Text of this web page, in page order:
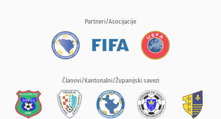
Partneri/Asocijacije
Članovi/Kantonalni/Županijski savezi